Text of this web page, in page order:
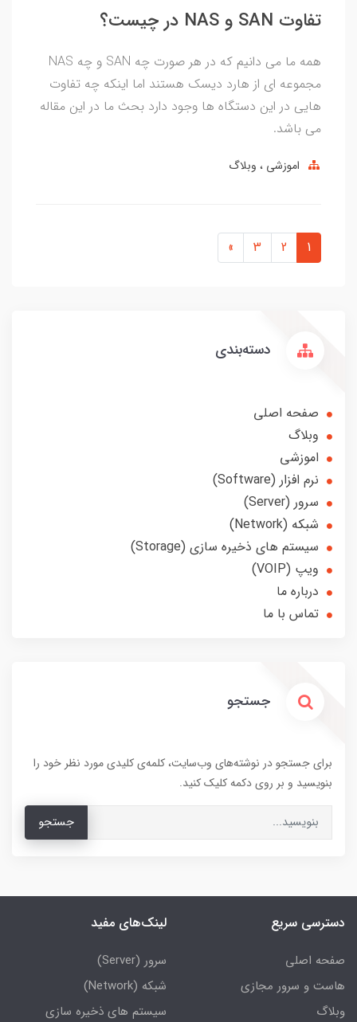
تفاوت SAN و NAS در چیست؟
همه ما می دانیم که در هر صورت چه SAN و چه NAS
مجموعه ای از هارد دیسک هستند اما اینکه چه تفاوت
هایی در این دستگاه ها وجود دارد بحث ما در این مقاله
می باشد.
اموزشی وبلاگ
1
2
3
»
دسته‌بندی
صفحه اصلی
وبلاگ
اموزشی
نرم افزار (Software)
سرور (Server)
شبکه (Network)
سیستم های ذخیره سازی (Storage)
ویپ (VOIP)
درباره ما
تماس با ما
جستجو
برای جستجو در نوشته‌های وب‌سایت، کلمه‌ی کلیدی مورد نظر خود را
بنویسید و بر روی دکمه کلیک کنید.
جستجو
دسترسی سریع
صفحه اصلی
هاست و سرور مجازی
وبلاگ
لینک‌های مفید
سرور (Server)
شبکه (Network)
سیستم های ذخیره سازی